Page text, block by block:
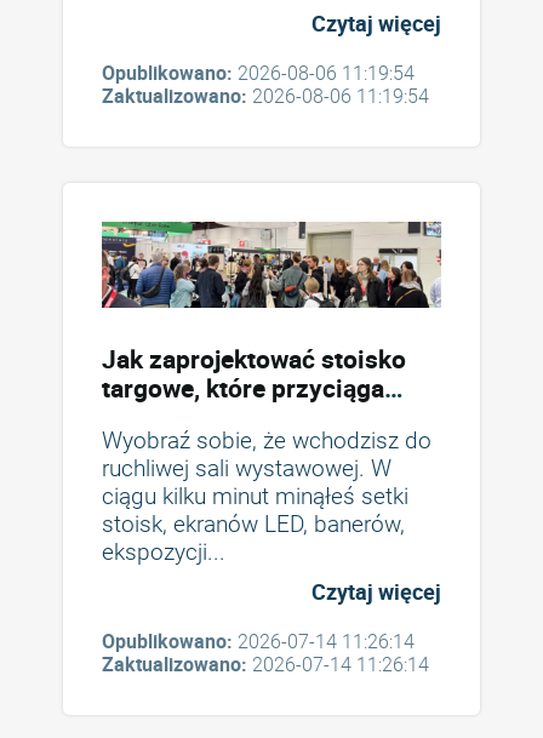
Czytaj więcej
Opublikowano: 2026-08-06 11:19:54
Zaktualizowano: 2026-08-06 11:19:54
Jak zaprojektować stoisko
targowe, które przyciąga
się do zwiększenia konwersji
Wyobraź sobie, że wchodzisz do
ruchliwej sali wystawowej. W
ciągu kilku minut minąłeś setki
stoisk, ekranów LED, banerów,
ekspozycji...
Czytaj więcej
Opublikowano: 2026-07-14 11:26:14
Zaktualizowano: 2026-07-14 11:26:14